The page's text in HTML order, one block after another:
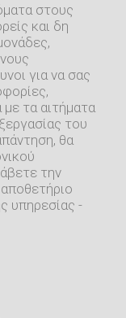
στους
και δη
για να σας
με τα αιτήματα
του
θα
την
υπηρεσίας -